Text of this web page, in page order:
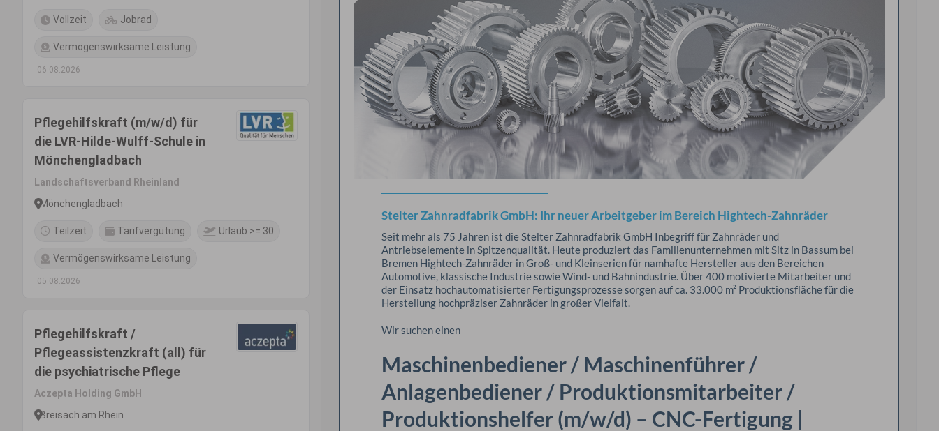
Quereinsteiger willkommen
Vollzeit Jobrad
Vermögenswirksame Leistung
06.08.2026
Pflegehilfskraft (m/w/d) für
die LVR-Hilde-Wulff-Schule in
Mönchengladbach
Landschaftsverband Rheinland
Mönchengladbach
Teilzeit Tarifvergütung Urlaub >= 30
Vermögenswirksame Leistung
05.08.2026
Pflegehilfskraft /
Pflegeassistenzkraft (all) für
die psychiatrische Pflege
Aczepta Holding GmbH
Breisach am Rhein